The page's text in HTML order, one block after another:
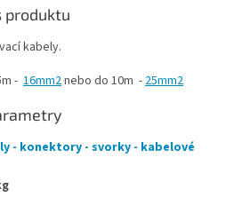
produktu
kabely.
- 16mm2nebo do 10m - 25mm2
- konektory - svorky - kabelové